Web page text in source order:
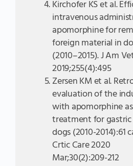
Kirchofer KS et al.
intravenous
apomorphine for
foreign material in
(2010–2015). J Am
2019;255(4):495
Zersen KM et al.
evaluation of the
with apomorphine as
treatment for
dogs (2010-2014):61
Crtic Care 2020
Mar;30(2):209-212